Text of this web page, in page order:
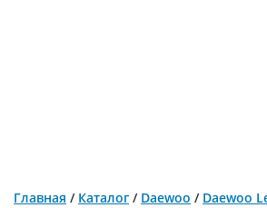
Главная / Каталог / Daewoo / Daewoo